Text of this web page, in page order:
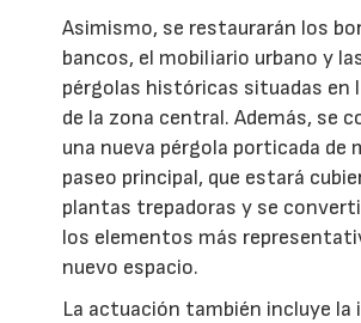
Asimismo, se restaurarán los
bancos, el mobiliario urbano y
pérgolas históricas situadas en
de la zona central. Además, se
una nueva pérgola porticada de
paseo principal, que estará
plantas trepadoras y se
los elementos más
nuevo espacio.
La actuación también incluye la